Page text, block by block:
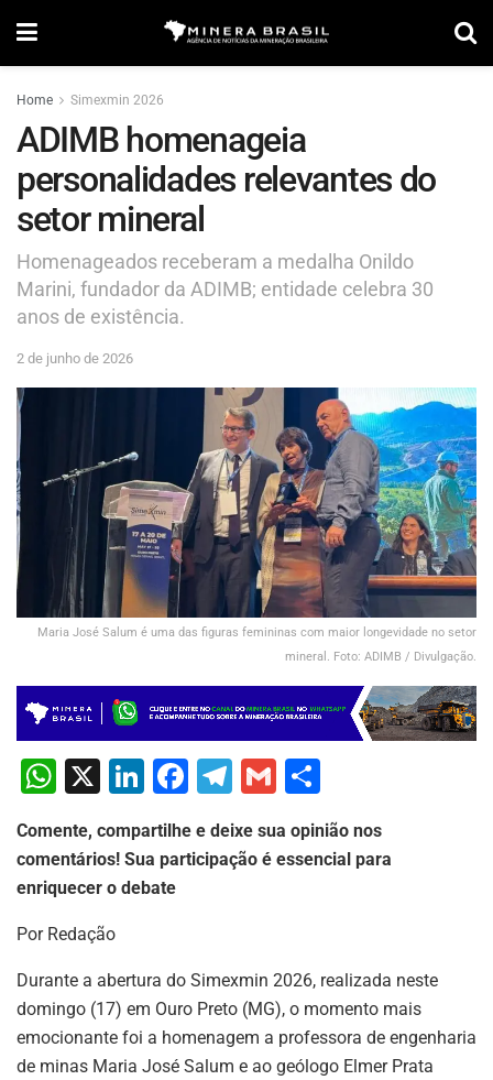
Home Simexmin 2026
ADIMB homenageia
personalidades relevantes do
setor mineral
Homenageados receberam a medalha Onildo
Marini, fundador da ADIMB; entidade celebra 30
anos de existência.
2 de junho de 2026
Maria José Salum é uma das figuras femininas com maior longevidade no setor
mineral. Foto: ADIMB / Divulgação.
W
at
s
A
p
p
X
Li
k
e
F
c
o
k
T
el
e
gr
G
ai
h
ar
Comente, compartilhe e deixe sua opinião nos
comentários! Sua participação é essencial para
enriquecer o debate
Por Redação
Durante a abertura do Simexmin 2026, realizada neste
domingo (17) em Ouro Preto (MG), o momento mais
emocionante foi a homenagem a professora de engenharia
de minas Maria José Salum e ao geólogo Elmer Prata